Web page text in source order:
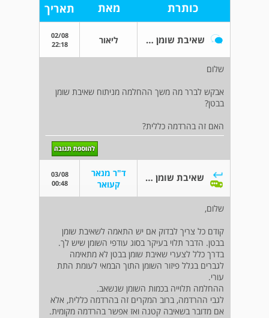
כותרת מאת תאריך
שאיבת שומן לגבר ליאור
02/08
22:18
שלום
אבקש לברר מה משך ההחלמה מניתוח שאיבת שומן
בבטן?
האם זה בהרדמה כללית?
שאיבת שומן לגבר
ד"ר מנאר
קעואר
03/08
00:48
שלום,
קודם כל צריך לבדוק אם יש התאמה לשאיבת שומן
בבטן. הדבר תלוי בעיקר בסוג עודפי השומן שיש לך.
בדרך כלל לצערי שאיבת שומן בבטן לא מתאימה
לגברים בגלל פיזור השומן התוך הבמאי לעומת התת
עורי.
ההחלמה תלוייה בכמות השומן שנשאב.
לגבי ההרדמה, ברוב המקרים זה בהרדמה כללית, אלא
אם מדובר בשאיבה קטנה ואז אפשר בהרדמה מקומית.